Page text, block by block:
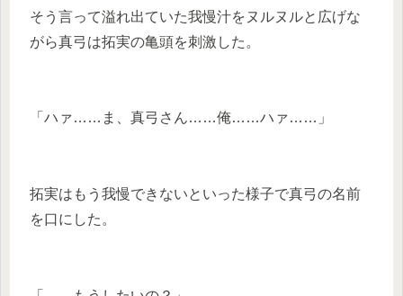
そう言って溢れ出ていた我慢汁をヌルヌルと広げな
がら真弓は拓実の亀頭を刺激した。
「ハァ……ま、真弓さん……俺……ハァ……」
拓実はもう我慢できないといった様子で真弓の名前
を口にした。